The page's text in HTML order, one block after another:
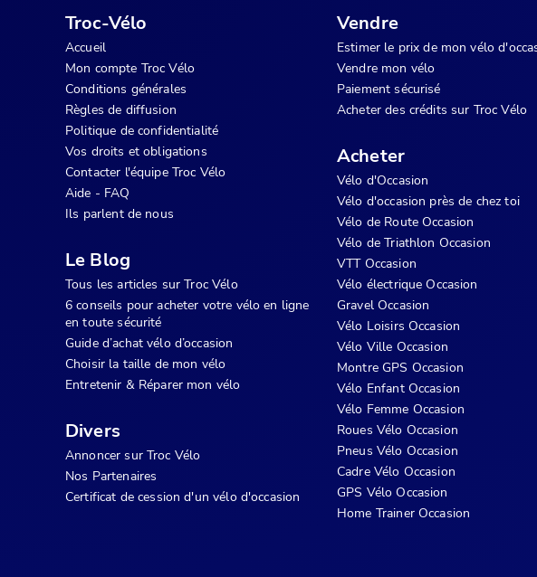
Troc-Vélo
Accueil
Mon compte Troc Vélo
Conditions générales
Règles de diffusion
Politique de confidentialité
Vos droits et obligations
Contacter l'équipe Troc Vélo
Aide - FAQ
Ils parlent de nous
Le Blog
Tous les articles sur Troc Vélo
6 conseils pour acheter votre vélo en ligne
en toute sécurité
Guide d’achat vélo d’occasion
Choisir la taille de mon vélo
Entretenir & Réparer mon vélo
Divers
Annoncer sur Troc Vélo
Nos Partenaires
Certificat de cession d'un vélo d'occasion
Vendre
Estimer le prix de mon vélo
Vendre mon vélo
Paiement sécurisé
Acheter des crédits sur Troc Vélo
Acheter
Vélo d'Occasion
Vélo d'occasion près de chez toi
Vélo de Route Occasion
Vélo de Triathlon Occasion
VTT Occasion
Vélo électrique Occasion
Gravel Occasion
Vélo Loisirs Occasion
Vélo Ville Occasion
Montre GPS Occasion
Vélo Enfant Occasion
Vélo Femme Occasion
Roues Vélo Occasion
Pneus Vélo Occasion
Cadre Vélo Occasion
GPS Vélo Occasion
Home Trainer Occasion